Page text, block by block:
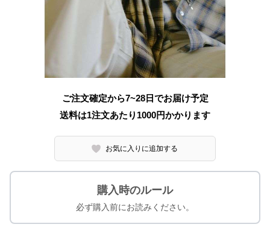
ご注文確定から7~28日でお届け予定
送料は1注文あたり 1000円かかります
お気に入りに追加する
購入時のルール
必ず購入前にお読みください。